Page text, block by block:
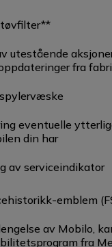
utestående
fra
eventuelle
din har
av serviceindikator
emblem
av Mobilo,
fra